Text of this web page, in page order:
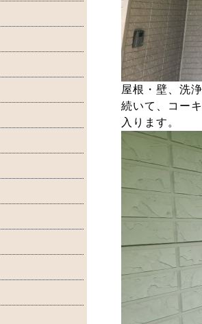
屋根・壁、洗
続いて、コー
入ります。